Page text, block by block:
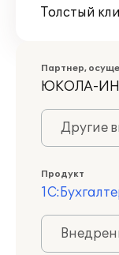
Толстый
Партнер,
ЮКОЛА-
Другие
Продукт